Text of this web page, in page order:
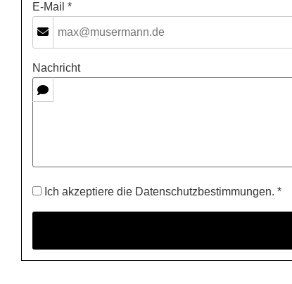
E-Mail *
Nachricht
Ich akzeptiere die Datenschutzbestimmungen. *